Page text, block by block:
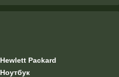
Hewlett Packard
Ноутбук